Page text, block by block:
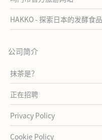
HAKKO - 探索日本的发酵食
公司简介
抹茶是？
正在招聘
Privacy Policy
Cookie Policy